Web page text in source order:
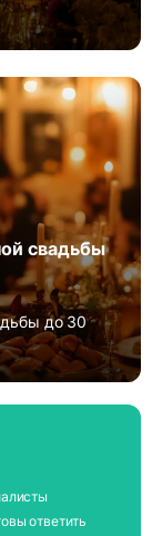
свадьбы
до 30
ответить